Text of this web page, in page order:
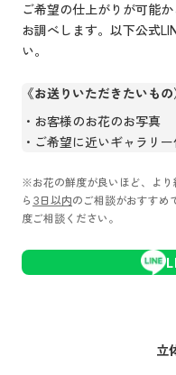
ご希望の仕上がりが可能
お調べします。以下公式
い。
《お送りいただきたいもの
お客様のお花のお写真
ご希望に近いギャラリ
※お花の鮮度が良いほど、よ
ら 3日以内のご相談がおすすめ
度ご相談ください。
立